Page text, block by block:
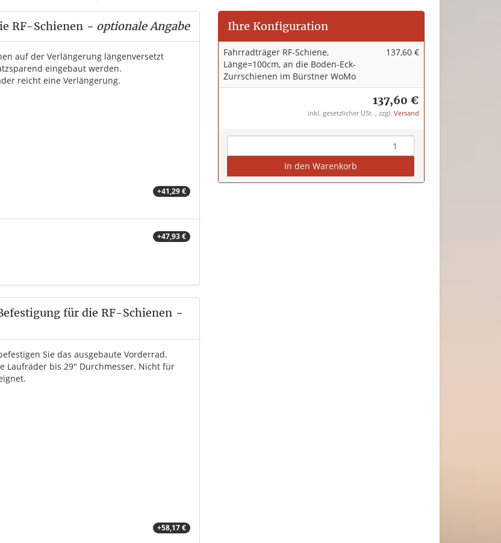
RF-Schienen - optionale Angabe
auf der Verlängerung längenversetzt
eingebaut werden.
reicht eine Verlängerung.
+41,29 €
+47,93 €
für die RF-Schienen -
Sie das ausgebaute Vorderrad.
Laufräder bis 29" Durchmesser. Nicht für
+58,17 €
Ihre Konfiguration
Fahrradträger RF-Schiene,
Länge=100cm, an die Boden-Eck-
Zurrschienen im Bürstner WoMo
137,60 €
137,60 €
inkl. gesetzlicher USt. , zzgl. Versand
In den Warenkorb